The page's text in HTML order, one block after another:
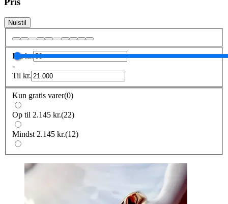
Nulstil
Frakr.
-
Til kr.
Kun gratis varer(0)
Op til 2.145 kr.(22)
Mindst 2.145 kr.(12)